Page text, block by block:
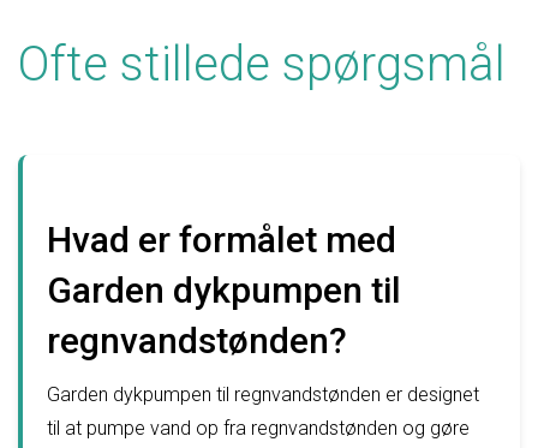
Ofte stillede spørgsmål
Hvad er formålet med
Garden dykpumpen til
regnvandstønden?
Garden dykpumpen til regnvandstønden er designet
til at pumpe vand op fra regnvandstønden og gøre